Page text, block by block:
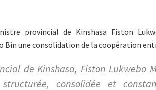
provincial de Kinshasa Fiston
Bin une consolidation de la coopération
de Kinshasa, Fiston Lukwebo
consolidée et